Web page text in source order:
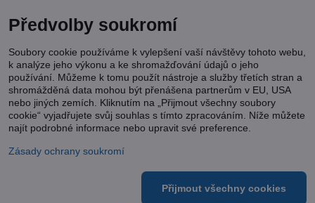
Předvolby soukromí
Soubory cookie používáme k vylepšení vaší návštěvy tohoto webu,
k analýze jeho výkonu a ke shromažďování údajů o jeho
používání. Můžeme k tomu použít nástroje a služby třetích stran a
shromážděná data mohou být přenášena partnerům v EU, USA
nebo jiných zemích. Kliknutím na „Přijmout všechny soubory
cookie“ vyjadřujete svůj souhlas s tímto zpracováním. Níže můžete
najít podrobné informace nebo upravit své preference.
Zásady ochrany soukromí
Přijmout všechny cookies